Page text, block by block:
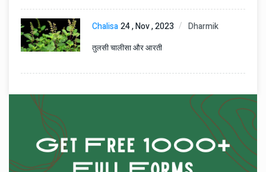
Chalisa24 , Nov , 2023 Dharmik
तुलसी चालीसा और आरती